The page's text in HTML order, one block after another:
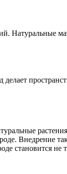
Натуральные
делает
Внедрение
становится